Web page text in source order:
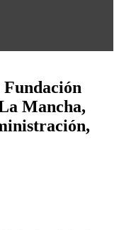
Fundación
Mancha,